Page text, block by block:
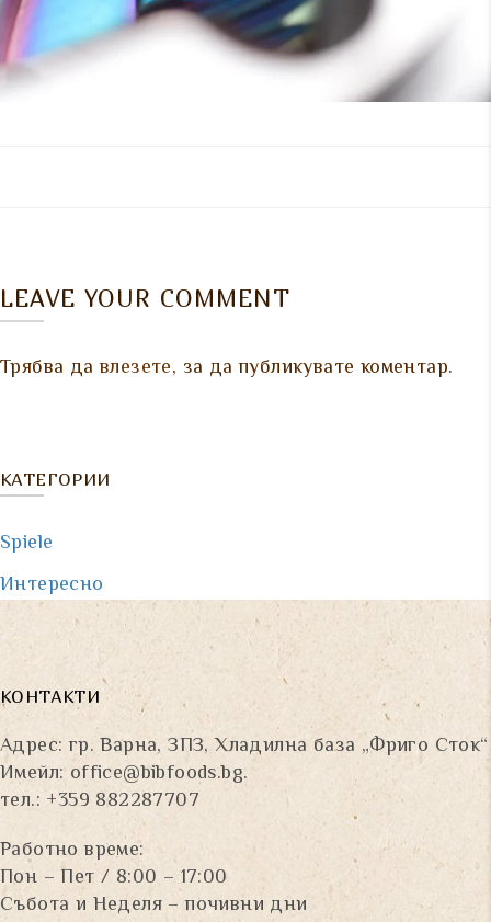
LEAVE YOUR COMMENT
Трябва давлезете, за да публикувате коментар.
КАТЕГОРИИ
Spiele
Интересно
КОНТАКТИ
Адрес: гр. Варна, ЗПЗ, Хладилна база „Фриго Сток“
Имейл: office@bibfoods.bg.
тел.: +359 882287707
Работно време:
Пон – Пет / 8:00 – 17:00
Събота и Неделя – почивни дни